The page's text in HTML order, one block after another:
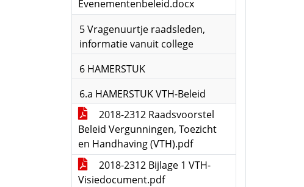
Evenementenbeleid.docx
5 Vragenuurtje raadsleden,
informatie vanuit college
6 HAMERSTUK
6.a HAMERSTUK VTH-Beleid
2018-2312 Raadsvoorstel
Beleid Vergunningen, Toezicht
en Handhaving (VTH).pdf
2018-2312 Bijlage 1 VTH-
Visiedocument.pdf